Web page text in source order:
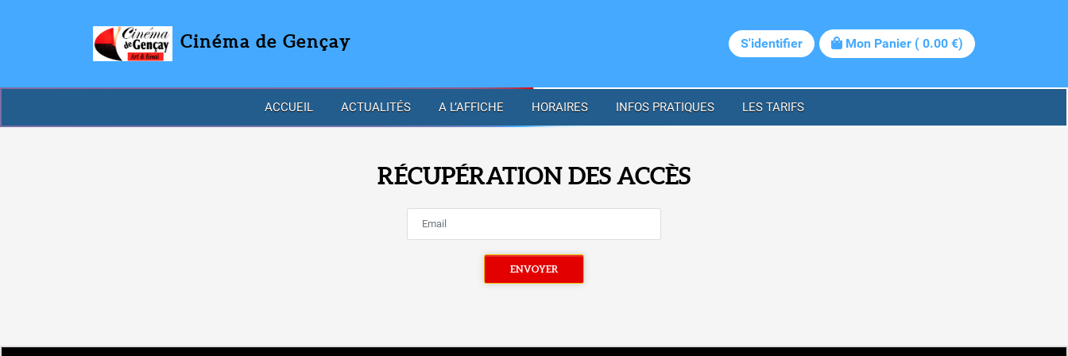
Cinéma de Gençay S'identifier Mon Panier ( 0.00 €)
ACCUEIL ACTUALITÉS A L’AFFICHE HORAIRES INFOS PRATIQUES LES TARIFS
RÉCUPÉRATION DES ACCÈS
ENVOYER